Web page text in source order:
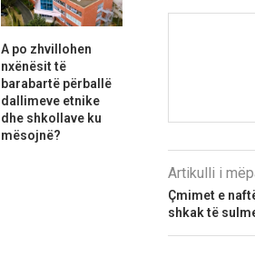
Artikulli i
Çmimet e
shkak të
A po zhvillohen
nxënësit të
barabartë përballë
dallimeve etnike
dhe shkollave ku
mësojnë?